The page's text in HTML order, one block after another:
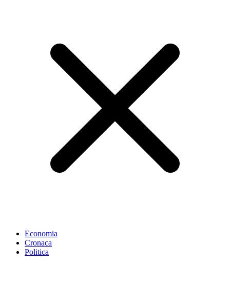
Economia
Cronaca
Politica